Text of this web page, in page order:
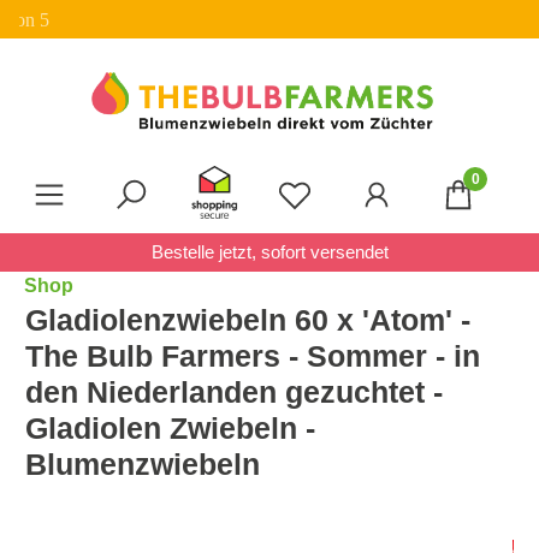
Zum Hauptinhalt springen
Du hast 0 Produkte auf
0
Bestelle jetzt, sofort versendet
Shop
Gladiolenzwiebeln 60 x 'Atom' -
The Bulb Farmers - Sommer - in
den Niederlanden gezuchtet -
Gladiolen Zwiebeln -
Blumenzwiebeln